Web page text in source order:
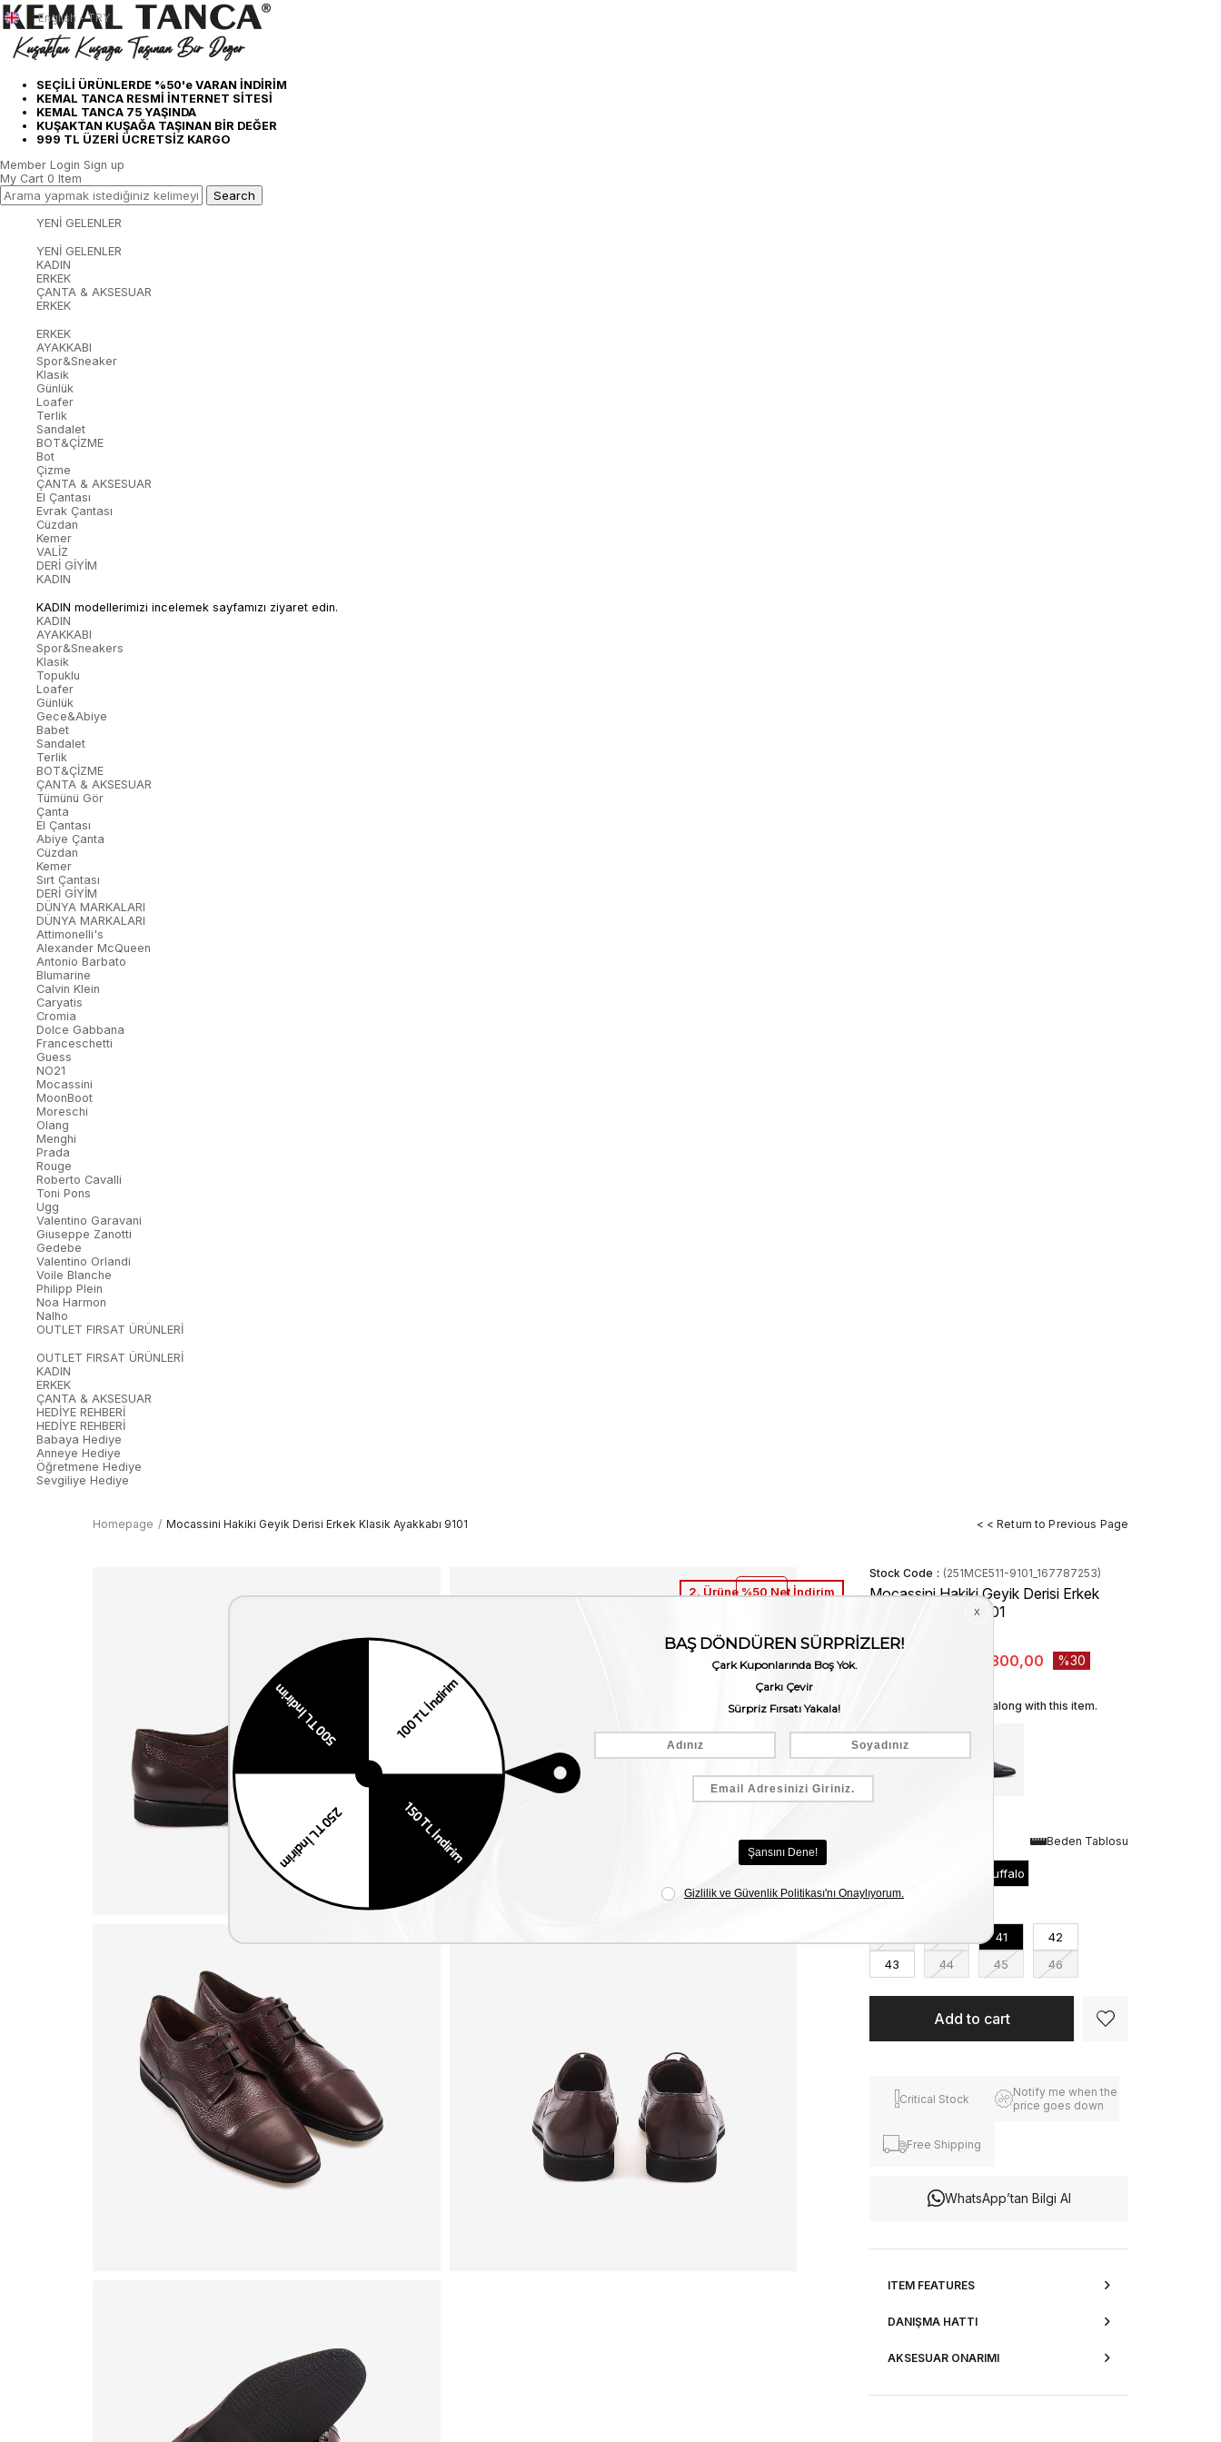
SEÇİLİ ÜRÜNLERDE %50'e VARAN İNDİRİM
KEMAL TANCA RESMİ İNTERNET SİTESİ
KEMAL TANCA 75 YAŞINDA
KUŞAKTAN KUŞAĞA TAŞINAN BİR DEĞER
999 TL ÜZERİ ÜCRETSİZ KARGO
English - TRY
Member Login Sign up
My Cart 0 Item
YENİ GELENLER
YENİ GELENLER
KADIN
ERKEK
ÇANTA & AKSESUAR
ERKEK
ERKEK
AYAKKABI
Spor&Sneaker
Klasik
Günlük
Loafer
Terlik
Sandalet
BOT&ÇİZME
Bot
Çizme
ÇANTA & AKSESUAR
El Çantası
Evrak Çantası
Cüzdan
Kemer
VALİZ
DERİ GİYİM
KADIN
KADIN modellerimizi incelemek sayfamızı ziyaret edin.
KADIN
AYAKKABI
Spor&Sneakers
Klasik
Topuklu
Loafer
Günlük
Gece&Abiye
Babet
Sandalet
Terlik
BOT&ÇİZME
ÇANTA & AKSESUAR
Tümünü Gör
Çanta
El Çantası
Abiye Çanta
Cüzdan
Kemer
Sırt Çantası
DERİ GİYİM
DÜNYA MARKALARI
DÜNYA MARKALARI
Attimonelli's
Alexander McQueen
Antonio Barbato
Blumarine
Calvin Klein
Caryatis
Cromia
Dolce Gabbana
Franceschetti
Guess
NO21
Mocassini
MoonBoot
Moreschi
Olang
Menghi
Prada
Rouge
Roberto Cavalli
Toni Pons
Ugg
Valentino Garavani
Giuseppe Zanotti
Gedebe
Valentino Orlandi
Voile Blanche
Philipp Plein
Noa Harmon
Nalho
OUTLET FIRSAT ÜRÜNLERİ
OUTLET FIRSAT ÜRÜNLERİ
KADIN
ERKEK
ÇANTA & AKSESUAR
HEDİYE REHBERİ
HEDİYE REHBERİ
Babaya Hediye
Anneye Hediye
Öğretmene Hediye
Sevgiliye Hediye
Homepage Mocassini Hakiki Geyik Derisi Erkek Klasik Ayakkabı 9101 < < Return to Previous Page
2. Ürüne %50 Net İndirim
Stock Code (251MCE511-9101_167787253)
Mocassini Hakiki Geyik Derisi Erkek
Klasik Ayakkabı 9101
Stock Amount
₺13.300,00 30
We recommend these along with this item.
Beden Tablosu
Bordo Geyik-Bordo Buffalo
41
42
43
44 45 46
Critical Stock
Notify me when the
price goes down
Free Shipping
WhatsApp’tan Bilgi Al
ITEM FEATURES
DANIŞMA HATTI
AKSESUAR ONARIMI